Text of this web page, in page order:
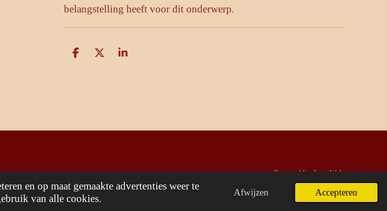
en op maat gemaakte advertenties weer te
van alle cookies.
Afwijzen Accepteren
belangstelling heeft voor dit onderwerp.
D
D
S
Powered byJouwWeb